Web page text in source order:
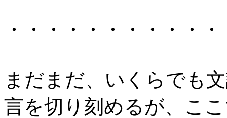
・・・・・・・・・・
まだまだ、いくらでも
言を切り刻めるが、こ